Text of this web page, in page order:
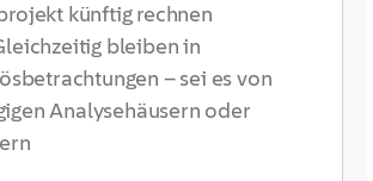
künftig rechnen
bleiben in
– sei es von
Analysehäusern oder